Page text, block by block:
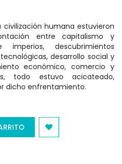
humana estuvieron
entre capitalismo y
descubrimientos
desarrollo social y
económico, comercio y
todo estuvo acicateado,
dicho enfrentamiento.